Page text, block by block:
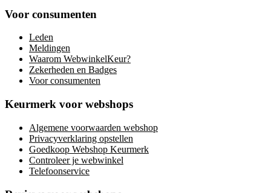
Voor consumenten
Leden
Meldingen
Waarom WebwinkelKeur?
Zekerheden en Badges
Voor consumenten
Keurmerk voor webshops
Algemene voorwaarden webshop
Privacyverklaring opstellen
Goedkoop Webshop Keurmerk
Controleer je webwinkel
Telefoonservice